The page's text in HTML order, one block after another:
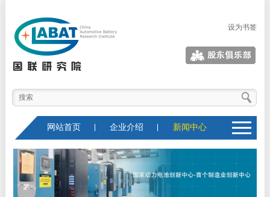
设为书签
股东俱乐部
网站首页 企业介绍 新闻中心